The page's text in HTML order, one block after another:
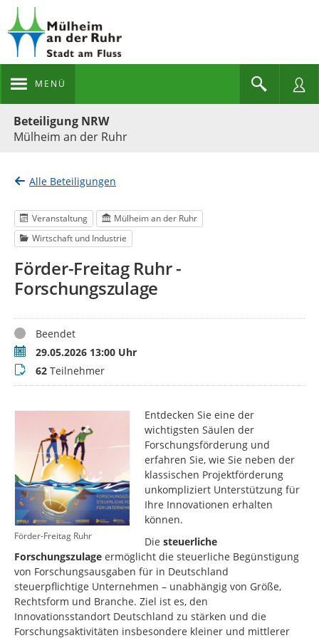
MENÜ
Beteiligung NRW
Mülheim an der Ruhr
Alle Beteiligungen
Veranstaltung
Mülheim an der Ruhr
Wirtschaft und Industrie
Förder-Freitag Ruhr -
Forschungszulage
StatusBeendet
Termin29.05.2026 13:00 Uhr
Teilnehmer
62 Teilnehmer
Förder-Freitag Ruhr
Entdecken Sie eine der
wichtigsten Säulen der
Forschungsförderung und
erfahren Sie, wie Sie neben der
klassischen Projektförderung
unkompliziert Unterstützung für
Ihre Innovationen erhalten
können.
Diesteuerliche
Forschungszulage ermöglicht die steuerliche Begünstigung
von Forschungsausgaben für in Deutschland
steuerpflichtige Unternehmen – unabhängig von Größe,
Rechtsform und Branche. Ziel ist es, den
Innovationsstandort Deutschland zu stärken und die
Forschungsaktivitäten insbesondere kleiner und mittlerer